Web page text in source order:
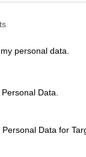
personal data.
Data.
Data for
των
ότι αυτή τη
ότι θα
οιασθενείς